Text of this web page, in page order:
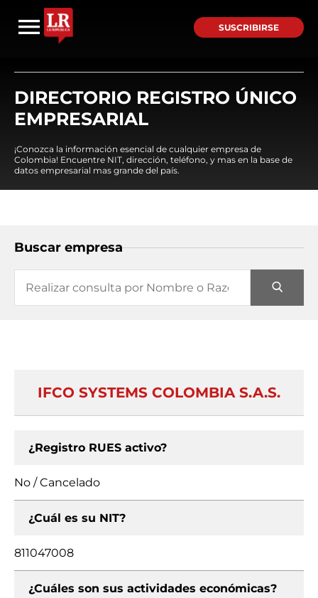
SUSCRIBIRSE
DIRECTORIO REGISTRO ÚNICO
EMPRESARIAL
¡Conozca la información esencial de cualquier empresa de
Colombia! Encuentre NIT, dirección, teléfono, y mas en la base de
datos empresarial mas grande del país.
Buscar empresa
IFCO SYSTEMS COLOMBIA S.A.S.
¿Registro RUES activo?
No / Cancelado
¿Cuál es su NIT?
811047008
¿Cuáles son sus actividades económicas?